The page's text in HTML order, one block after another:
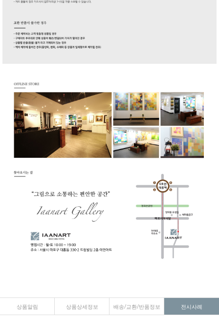
상품알림 상품상세정보 배송/교환/반품정보 전시사례